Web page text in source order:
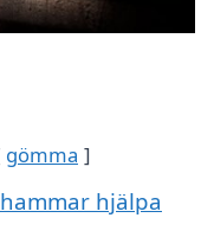
gömma
hjälpa